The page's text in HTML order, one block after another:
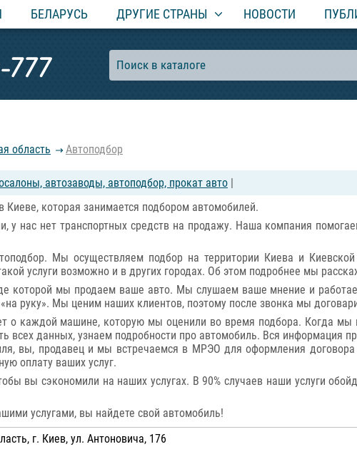
БЕЛАРУСЬ ДРУГИЕ СТРАНЫ НОВОСТИ
область Автоподбор
автозаводы, автоподбор, прокат авто |
которая занимается подбором автомобилей.
у нас нет транспортных средств на продажу. Наша компания
Мы осуществляем подбор на территории Киева и
услуги возможно и в других городах. Об этом подробнее мы
которой мы продаем ваше авто. Мы слушаем ваше мнение и
руку». Мы ценим наших клиентов, поэтому после звонка мы
о каждой машине, которую мы оценили во время подбора. Когда
всех данных, узнаем подробности про автомобиль. Вся информация
вы, продавец и мы встречаемся в МРЭО для оформления
оплату ваших услуг.
вы сэкономили на наших услугах. В 90% случаев наши услуги
услугами, вы найдете свой автомобиль!
г. Киев, ул. Антоновича, 176